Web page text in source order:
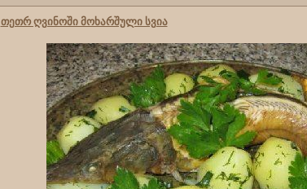
თეთრ ღვინოში მოხარშული სვია